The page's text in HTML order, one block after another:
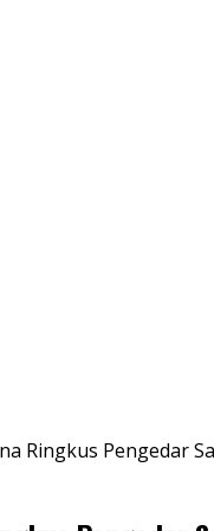
Ringkus Pengedar